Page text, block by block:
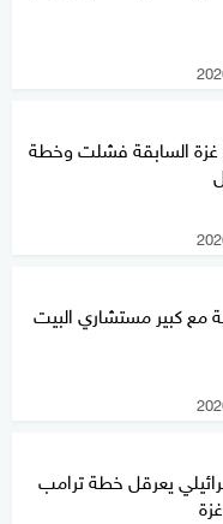
السابقة فشلت وخطة
مع كبير مستشاري البيت
يعرقل خطة ترامب